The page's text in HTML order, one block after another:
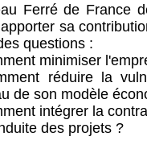
Ferré de France
sa
questions :
minimiser
réduire la
de son modèle
intégrer la
des projets ?